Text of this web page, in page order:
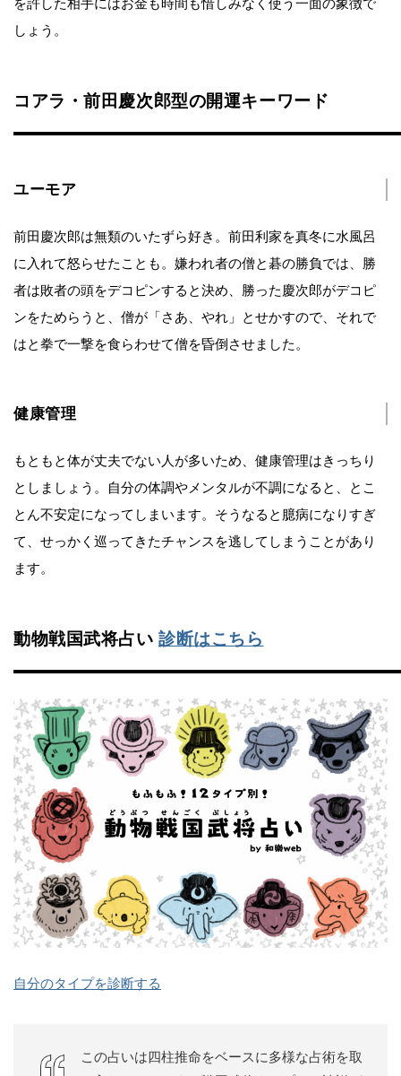
を許した相手にはお金も時間も惜しみなく使う一面の象徴で
しょう。
コアラ・前田慶次郎型の開運キーワード
ユーモア
前田慶次郎は無類のいたずら好き。前田利家を真冬に水風呂
に入れて怒らせたことも。嫌われ者の僧と碁の勝負では、勝
者は敗者の頭をデコピンすると決め、勝った慶次郎がデコピ
ンをためらうと、僧が「さあ、やれ」とせかすので、それで
はと拳で一撃を食らわせて僧を昏倒させました。
健康管理
もともと体が丈夫でない人が多いため、健康管理はきっちり
としましょう。自分の体調やメンタルが不調になると、とこ
とん不安定になってしまいます。そうなると臆病になりすぎ
て、せっかく巡ってきたチャンスを逃してしまうことがあり
ます。
動物戦国武将占い診断はこちら
自分のタイプを診断する
この占いは四柱推命をベースに多様な占術を取